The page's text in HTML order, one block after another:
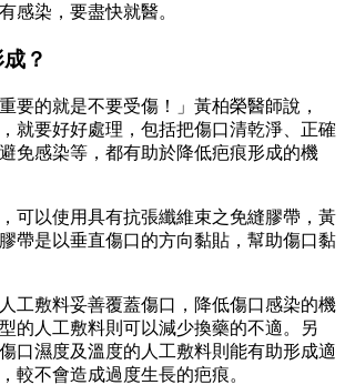
感染，要盡快就醫。
？
要的就是不要受傷！」黃柏榮醫師說，
就要好好處理，包括把傷口清乾淨、正確
免感染等，都有助於降低疤痕形成的機
可以使用具有抗張纖維束之免縫膠帶，黃
帶是以垂直傷口的方向黏貼，幫助傷口黏
工敷料妥善覆蓋傷口，降低傷口感染的機
的人工敷料則可以減少換藥的不適。另
口濕度及溫度的人工敷料則能有助形成適
較不會造成過度生長的疤痕。